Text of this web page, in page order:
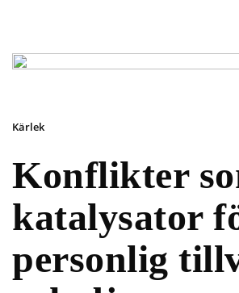
Konflikter
katalysator
personlig
Kärlek